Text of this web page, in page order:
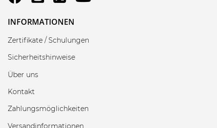
INFORMATIONEN
Zertifikate / Schulungen
Sicherheitshinweise
Über uns
Kontakt
Zahlungsmöglichkeiten
Versandinformationen